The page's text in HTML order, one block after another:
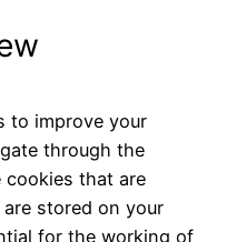
to improve your
through the
cookies that are
stored on your
for the working of